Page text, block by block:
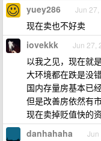
yuey286 Jun 27,
现在卖也不好卖
iovekkk Jun 27,
以我之见，现在就
大环境都在跌是没
国内存量房基本已
但是改善房依然有
现在卖掉贬值快的
danhahaha Jun